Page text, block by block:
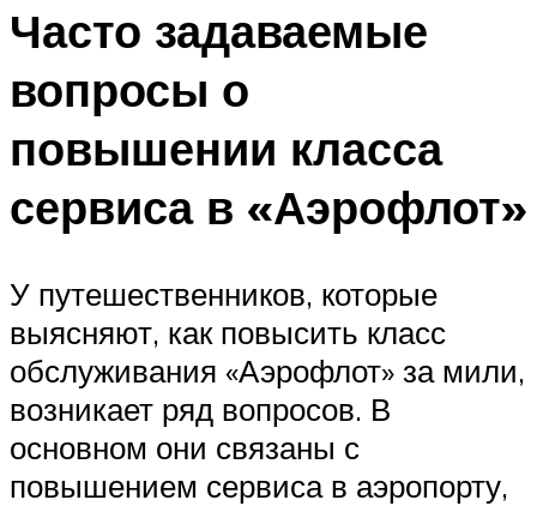
Часто задаваемые
вопросы о
повышении класса
сервиса в «Аэрофлот»
У путешественников, которые
выясняют, как повысить класс
обслуживания «Аэрофлот» за мили,
возникает ряд вопросов. В
основном они связаны с
повышением сервиса в аэропорту,